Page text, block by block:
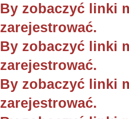
By zobaczyć linki
zarejestrować.
By zobaczyć linki
zarejestrować.
By zobaczyć linki
zarejestrować.